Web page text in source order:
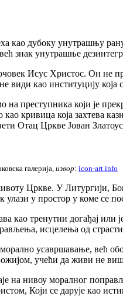
дубоку унутрашњу рану.
знак унутрашње
Исус Христос. Он не
као институцију која
који је
кривица која захтева
Отац Цркве Јован
галерија, извор: icon-art.info
Цркве. У Литургији,
улази у простор у коме
тренутни догађај или
исцелења од
усавршавање, већ
учећи да живи не
нивоу моралног
Који се дарује као